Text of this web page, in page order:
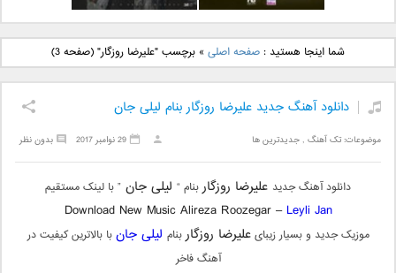
دانلود آهنگ جدید بهنام
بانی بنام قرص قمر 2
دانلود آهنگ جدید علی
یاسینی بنام دورترین نزدیک
شما اینجا هستید :صفحه اصلی »برچسب "علیرضا روزگار"(صفحه 3)
دانلود آهنگ جدید علیرضا روزگار بنام لیلی جان
موضوعات:تک آهنگ ,جدیدترین ها بدون نظر 29 نوامبر 2017
دانلود آهنگ جدید علیرضا روزگاربنام “ لیلی جان ” با لینک مستقیم
Download New Music Alireza Roozegar – Leyli Jan
موزیک جدید و بسیار زیبایعلیرضا روزگاربنام لیلی جانبا بالاترین کیفیت در
آهنگ فاخر